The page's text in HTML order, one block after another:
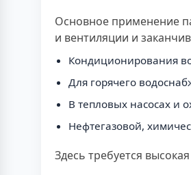
Основное применение
и вентиляции и
Кондиционирования
Для горячего
В тепловых насосах и
Нефтегазовой,
Здесь требуется